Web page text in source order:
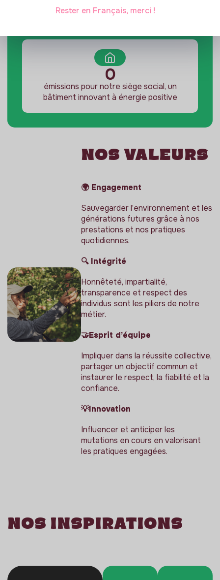
le monde
0
émissions pour notre siège social, un
bâtiment innovant à énergie positive
Nos valeurs
🌍 Engagement
Sauvegarder l’environnement et les
générations futures grâce à nos
prestations et nos pratiques
quotidiennes.
🔍 Intégrité
Honnêteté, impartialité,
transparence et respect des
individus sont les piliers de notre
métier.
🤝Esprit d’équipe
Impliquer dans la réussite collective,
partager un objectif commun et
instaurer le respect, la fiabilité et la
confiance.
💡Innovation
Influencer et anticiper les
mutations en cours en valorisant
les pratiques engagées.
Nos inspirations
Rester en Français, merci !